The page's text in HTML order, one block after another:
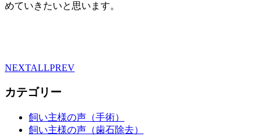
めていきたいと思います。
NEXTALLPREV
カテゴリー
飼い主様の声（手術）
飼い主様の声（歯石除去）